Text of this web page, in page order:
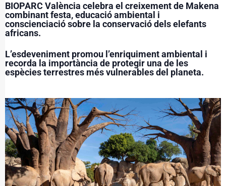
BIOPARC València celebra el creixement de Makena
combinant festa, educació ambiental i
conscienciació sobre la conservació dels elefants
africans.
L’esdeveniment promou l’enriquiment ambiental i
recorda la importància de protegir una de les
espècies terrestres més vulnerables del planeta.